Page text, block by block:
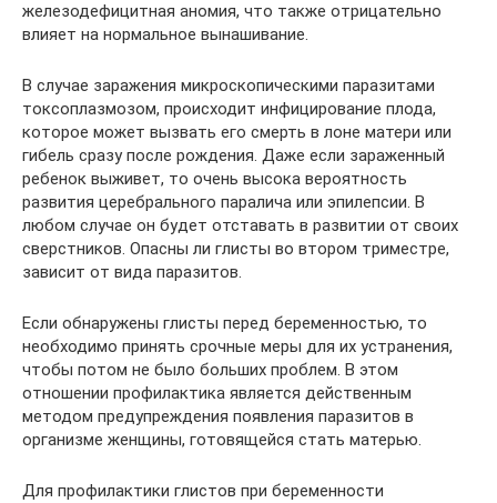
железодефицитная аномия, что также отрицательно
влияет на нормальное вынашивание.
В случае заражения микроскопическими паразитами
токсоплазмозом, происходит инфицирование плода,
которое может вызвать его смерть в лоне матери или
гибель сразу после рождения. Даже если зараженный
ребенок выживет, то очень высока вероятность
развития церебрального паралича или эпилепсии. В
любом случае он будет отставать в развитии от своих
сверстников. Опасны ли глисты во втором триместре,
зависит от вида паразитов.
Если обнаружены глисты перед беременностью, то
необходимо принять срочные меры для их устранения,
чтобы потом не было больших проблем. В этом
отношении профилактика является действенным
методом предупреждения появления паразитов в
организме женщины, готовящейся стать матерью.
Для профилактики глистов при беременности